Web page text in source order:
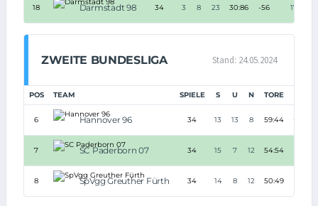
18 Darmstadt 98 34 3 8 23 30:86 -56 17
ZWEITE BUNDESLIGA Stand: 24.05.2024
POS TEAM SPIELE S U N TORE
6 Hannover 96 34 13 13 8 59:44 +15
7 SC Paderborn 07 34 15 7 12 54:54
8 SpVgg Greuther Fürth 34 14 8 12 50:49